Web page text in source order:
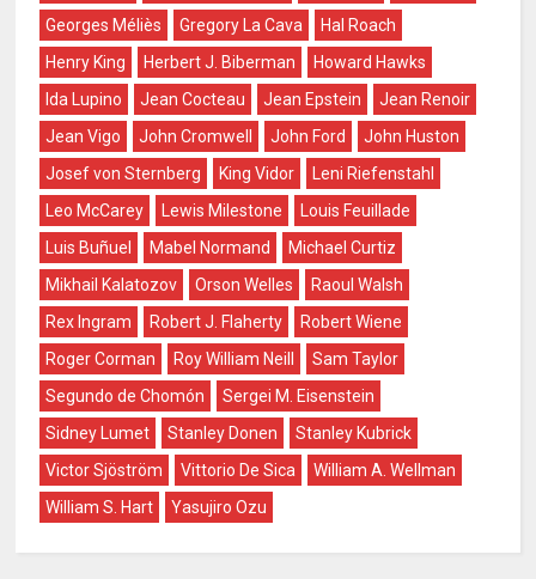
Georges Méliès
Gregory La Cava
Hal Roach
Henry King
Herbert J. Biberman
Howard Hawks
Ida Lupino
Jean Cocteau Jean Epstein
Jean Renoir
Jean Vigo
John Cromwell John Ford
John Huston
Josef von Sternberg
King Vidor
Leni Riefenstahl
Leo McCarey
Lewis Milestone
Louis Feuillade
Luis Buñuel
Mabel Normand
Michael Curtiz
Mikhail Kalatozov
Orson Welles
Raoul Walsh
Rex Ingram
Robert J. Flaherty
Robert Wiene
Roger Corman
Roy William Neill
Sam Taylor
Segundo de Chomón
Sergei M. Eisenstein
Sidney Lumet
Stanley Donen
Stanley Kubrick
Victor Sjöström
Vittorio De Sica
William A. Wellman
William S. Hart
Yasujiro Ozu